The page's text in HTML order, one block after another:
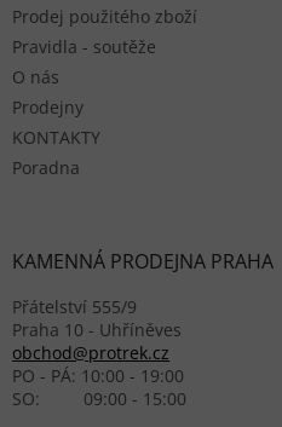
Prodej použitého zboží
Pravidla - soutěže
O nás
Prodejny
KONTAKTY
Poradna
KAMENNÁ PRODEJNA PRAHA
Přátelství 555/9
Praha 10 - Uhříněves
obchod@protrek.cz
PO - PÁ: 10:00 - 19:00
SO: 09:00 - 15:00